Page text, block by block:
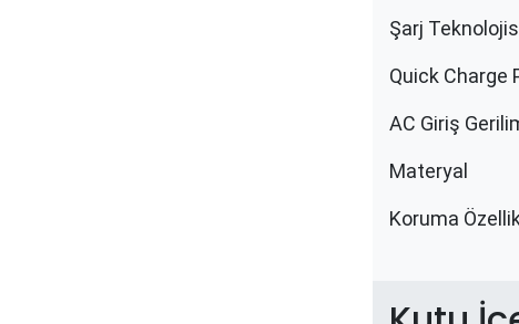
Şarj
Quick Charge
AC Giriş
Materyal
Koruma